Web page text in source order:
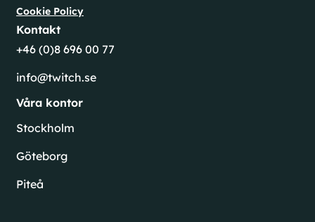
Cookie Policy
Kontakt
+46 (0)8 696 00 77
info@twitch.se
Våra kontor
Stockholm
Göteborg
Piteå